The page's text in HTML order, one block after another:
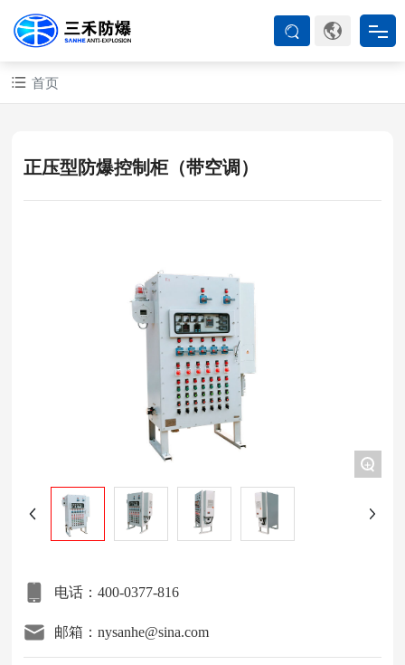
首页
ATEX系列
联系我们
首页
正压型防爆控制柜（带空调）
+
电话：400-0377-816
邮箱：nysanhe@sina.com